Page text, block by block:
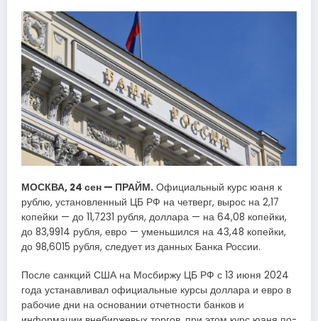
МОСКВА, 24 сен — ПРАЙМ. Официальный курс юаня к
рублю, установленный ЦБ РФ на четверг, вырос на 2,17
копейки — до 11,7231 рубля, доллара — на 64,08 копейки,
до 83,9914 рубля, евро — уменьшился на 43,48 копейки,
до 98,6015 рубля, следует из данных Банка России.
После санкций США на Мосбиржу ЦБ РФ с 13 июня 2024
года устанавливал официальные курсы доллара и евро в
рабочие дни на основании отчетности банков и